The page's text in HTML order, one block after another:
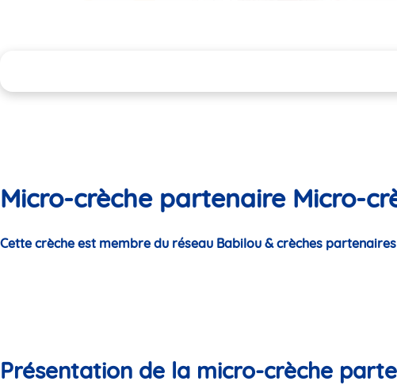
Micro-crèche partenaire Micro-
Cette crèche est membre du réseau Babilou & crèches partenaires
Présentation de la micro-crèche